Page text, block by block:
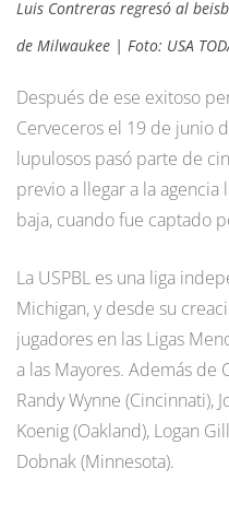
Luis Contreras regresó al
de Milwaukee | Foto: USA
Después de ese exitoso
Cerveceros el 19 de junio
lupulosos pasó parte de
previo a llegar a la
baja, cuando fue captado
La USPBL es una liga
Michigan, y desde su
jugadores en las Ligas
a las Mayores. Además de
Randy Wynne (Cincinnati),
Koenig (Oakland), Logan
Dobnak (Minnesota).